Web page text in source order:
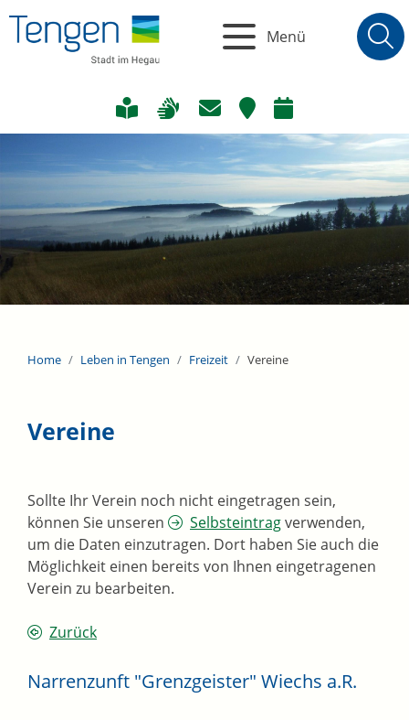
Menü
Home Leben in Tengen Freizeit Vereine
Vereine
Sollte Ihr Verein noch nicht eingetragen sein,
können Sie unseren
Selbsteintragverwenden,
um die Daten einzutragen. Dort haben Sie auch die
Möglichkeit einen bereits von Ihnen eingetragenen
Verein zu bearbeiten.
Zurück
Narrenzunft "Grenzgeister" Wiechs a.R.